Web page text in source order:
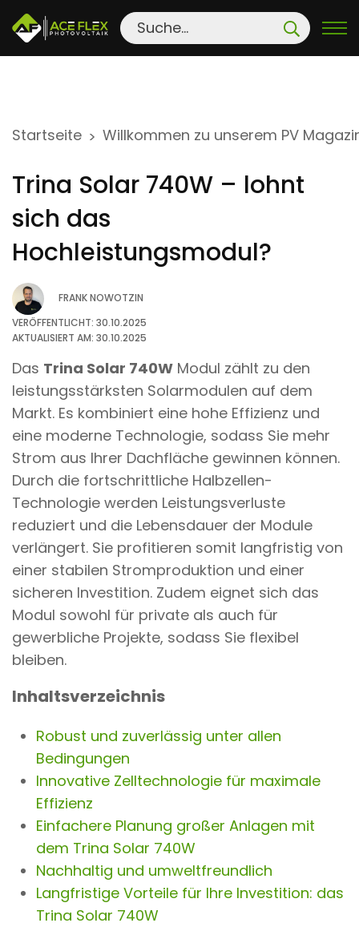
Startseite > Willkommen zu unserem PV
Trina Solar 740W – lohnt
sich das
Hochleistungsmodul?
FRANK NOWOTZIN
VERÖFFENTLICHT: 30.10.2025
AKTUALISIERT AM: 30.10.2025
Das Trina Solar 740W Modul zählt zu den
leistungsstärksten Solarmodulen auf dem
Markt. Es kombiniert eine hohe Effizienz und
eine moderne Technologie, sodass Sie mehr
Strom aus Ihrer Dachfläche gewinnen können.
Durch die fortschrittliche Halbzellen-
Technologie werden Leistungsverluste
reduziert und die Lebensdauer der Module
verlängert. Sie profitieren somit langfristig von
einer stabilen Stromproduktion und einer
sicheren Investition. Zudem eignet sich das
Modul sowohl für private als auch für
gewerbliche Projekte, sodass Sie flexibel
bleiben.
Inhaltsverzeichnis
Robust und zuverlässig unter allen
Bedingungen
Innovative Zelltechnologie für maximale
Effizienz
Einfachere Planung großer Anlagen mit
dem Trina Solar 740W
Nachhaltig und umweltfreundlich
Langfristige Vorteile für Ihre Investition: das
Trina Solar 740W